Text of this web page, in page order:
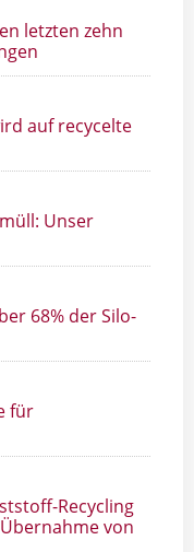
letzten zehn
auf recycelte
Unser
68% der Silo-
für
Recycling
von